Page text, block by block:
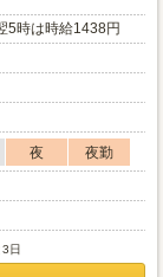
5時は時給1438円
夜
夜勤
日